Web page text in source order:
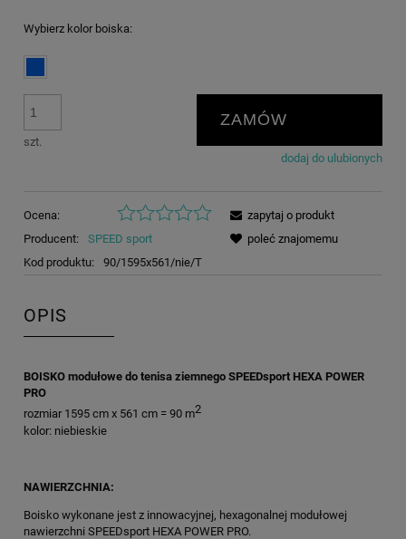
Wybierz kolor boiska:
szt.
ZAMÓW
dodaj do ulubionych
Ocena:
Producent:
SPEED sport
Kod produktu:
90/1595x561/nie/T
zapytaj o produkt
poleć znajomemu
OPIS
BOISKO modułowe do tenisa ziemnego SPEEDsport HEXA POWER
PRO
rozmiar 1595 cm x 561 cm = 90 m2
kolor: niebieskie
NAWIERZCHNIA:
Boisko wykonane jest z innowacyjnej, hexagonalnej modułowej
nawierzchni SPEEDsport HEXA POWER PRO.